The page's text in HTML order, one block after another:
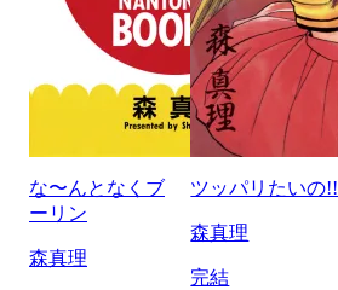
な〜んとなくブ
ーリン
森真理
ツッパリたいの!!
森真理
完結